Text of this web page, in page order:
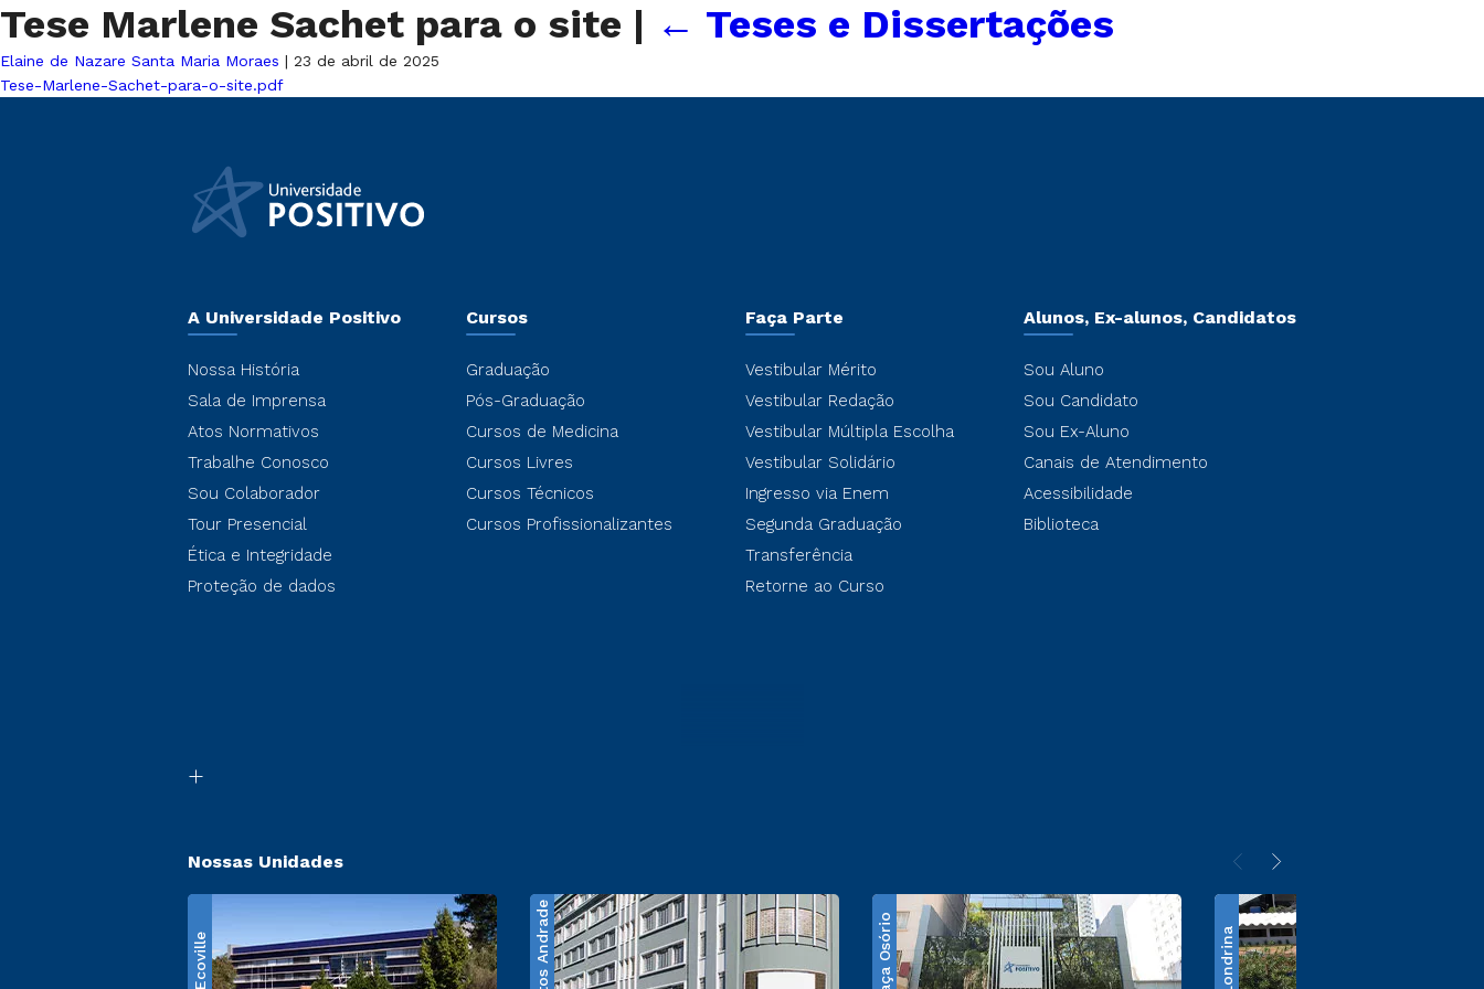
Tese Marlene Sachet para o site | ← Teses e Dissertações
Elaine de Nazare Santa Maria Moraes | 23 de abril de 2025
Tese-Marlene-Sachet-para-o-site.pdf
A Universidade Positivo
Nossa História
Sala de Imprensa
Atos Normativos
Trabalhe Conosco
Sou Colaborador
Tour Presencial
Ética e Integridade
Proteção de dados
Cursos
Graduação
Pós-Graduação
Cursos de Medicina
Cursos Livres
Cursos Técnicos
Cursos Profissionalizantes
Faça Parte
Vestibular Mérito
Vestibular Redação
Vestibular Múltipla Escolha
Vestibular Solidário
Ingresso via Enem
Segunda Graduação
Transferência
Retorne ao Curso
Alunos, Ex-alunos, Candidatos
Sou Aluno
Sou Candidato
Sou Ex-Aluno
Canais de Atendimento
Acessibilidade
Biblioteca
Nossas Unidades
Ecoville Santos Andrade Praça Osório Londrina